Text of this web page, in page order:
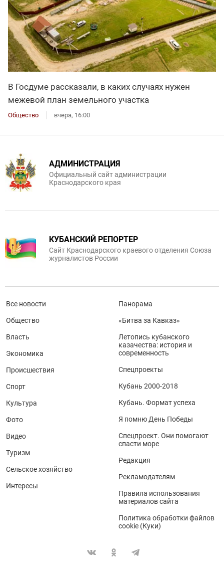
В Госдуме рассказали, в каких случаях нужен
межевой план земельного участка
Общество вчера, 16:00
АДМИНИСТРАЦИЯ
Официальный сайт администрации
Краснодарского края
КУБАНСКИЙ РЕПОРТЕР
Сайт Краснодарского краевого отделения Союза
журналистов России
Все новости
Общество
Власть
Экономика
Происшествия
Спорт
Культура
Фото
Видео
Туризм
Сельское хозяйство
Интересы
Панорама
«Битва за Кавказ»
Летопись кубанского
казачества: история и
современность
Спецпроекты
Кубань 2000-2018
Кубань. Формат успеха
Я помню День Победы
Спецпроект. Они помогают
спасти море
Редакция
Рекламодателям
Правила использования
материалов сайта
Политика обработки файлов
cookie (Куки)